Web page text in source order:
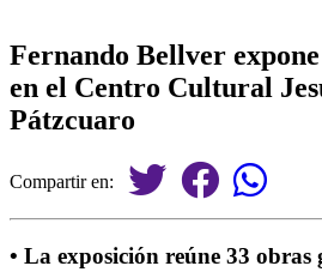
Fernando Bellver
en el Centro Cultural
Pátzcuaro
Compartir en:
• La exposición reúne 33 obras